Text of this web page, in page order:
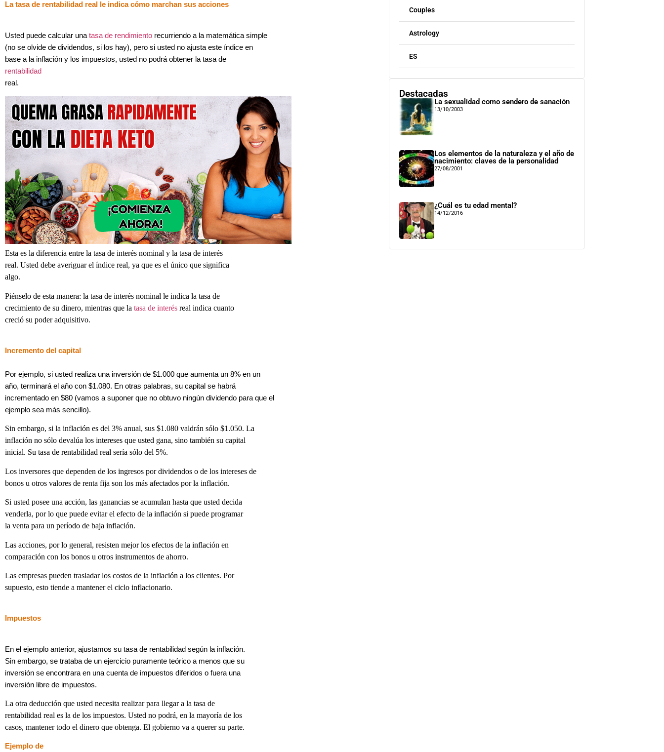
La tasa de rentabilidad real le indica cómo marchan sus acciones
Usted puede calcular una tasa de rendimiento recurriendo a la matemática simple
(no se olvide de dividendos, si los hay), pero si usted no ajusta este índice en
base a la inflación y los impuestos, usted no podrá obtener la tasa de
rentabilidad
real.
Esta es la diferencia entre la tasa de interés nominal y la tasa de interés
real. Usted debe averiguar el índice real, ya que es el único que significa
algo.
Piénselo de esta manera: la tasa de interés nominal le indica la tasa de
crecimiento de su dinero, mientras que la tasa de interés real indica cuanto
creció su poder adquisitivo.
Incremento del capital
Por ejemplo, si usted realiza una inversión de $1.000 que aumenta un 8% en un
año, terminará el año con $1.080. En otras palabras, su capital se habrá
incrementado en $80 (vamos a suponer que no obtuvo ningún dividendo para que el
ejemplo sea más sencillo).
Sin embargo, si la inflación es del 3% anual, sus $1.080 valdrán sólo $1.050. La
inflación no sólo devalúa los intereses que usted gana, sino también su capital
inicial. Su tasa de rentabilidad real sería sólo del 5%.
Los inversores que dependen de los ingresos por dividendos o de los intereses de
bonos u otros valores de renta fija son los más afectados por la inflación.
Si usted posee una acción, las ganancias se acumulan hasta que usted decida
venderla, por lo que puede evitar el efecto de la inflación si puede programar
la venta para un período de baja inflación.
Las acciones, por lo general, resisten mejor los efectos de la inflación en
comparación con los bonos u otros instrumentos de ahorro.
Las empresas pueden trasladar los costos de la inflación a los clientes. Por
supuesto, esto tiende a mantener el ciclo inflacionario.
Impuestos
En el ejemplo anterior, ajustamos su tasa de rentabilidad según la inflación.
Sin embargo, se trataba de un ejercicio puramente teórico a menos que su
inversión se encontrara en una cuenta de impuestos diferidos o fuera una
inversión libre de impuestos.
La otra deducción que usted necesita realizar para llegar a la tasa de
rentabilidad real es la de los impuestos. Usted no podrá, en la mayoría de los
casos, mantener todo el dinero que obtenga. El gobierno va a querer su parte.
Ejemplo de
Couples
Astrology
ES
Destacadas
La sexualidad como sendero de sanación
13/10/2003
Los elementos de la naturaleza y el año de
nacimiento: claves de la personalidad
27/08/2001
¿Cuál es tu edad mental?
14/12/2016